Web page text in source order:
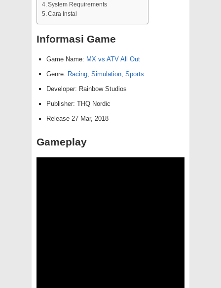
System Requirements
Cara Instal
Informasi Game
Game Name: MX vs ATV All Out
Genre: Racing Simulation Sports
Developer: Rainbow Studios
Publisher: THQ Nordic
Release 27 Mar, 2018
Gameplay